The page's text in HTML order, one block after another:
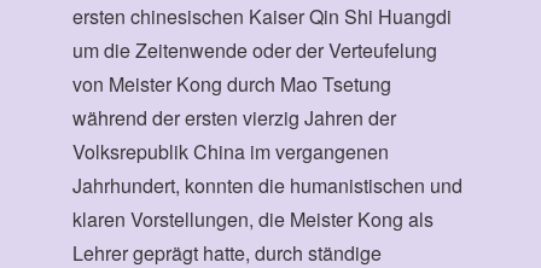
ersten chinesischen Kaiser Qin Shi Huangdi
um die Zeitenwende oder der Verteufelung
von Meister Kong durch Mao Tsetung
während der ersten vierzig Jahren der
Volksrepublik China im vergangenen
Jahrhundert, konnten die humanistischen und
klaren Vorstellungen, die Meister Kong als
Lehrer geprägt hatte, durch ständige